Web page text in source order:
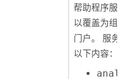
帮助程序服务
以覆盖为组织
门户。 服务
以下内容：